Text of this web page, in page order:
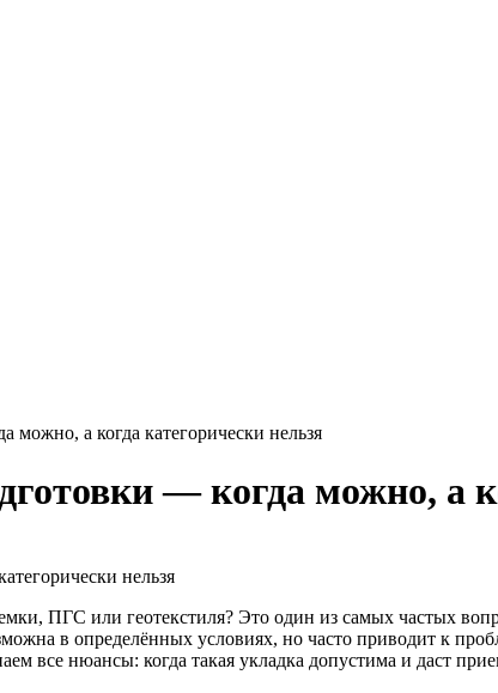
можно, а когда категорически нельзя
— когда можно, а
ПГС или геотекстиля? Это один из самых частых
в определённых условиях, но часто приводит к
все нюансы: когда такая укладка допустима и даст